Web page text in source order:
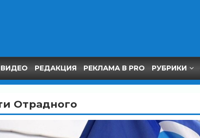
ВИДЕО РЕДАКЦИЯ РЕКЛАМА В PRO РУБРИКИ
Отрадного